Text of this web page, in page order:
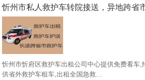
忻州市私人救护车转院接送，异地跨省
忻州市忻府区救护车出租公司中心提供免费看车,
供省外救护车租车,出租全国急救...